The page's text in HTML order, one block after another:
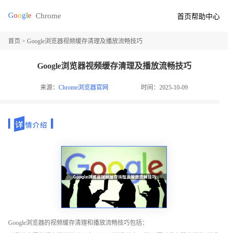
首页帮助中心
首页 > Google浏览器视频缓存清理及播放流畅技巧
Google浏览器视频缓存清理及播放流畅技巧
来源：Chrome浏览器官网 时间：2025-10-09
Google浏览器的视频缓存清理和播放流畅技巧包括：